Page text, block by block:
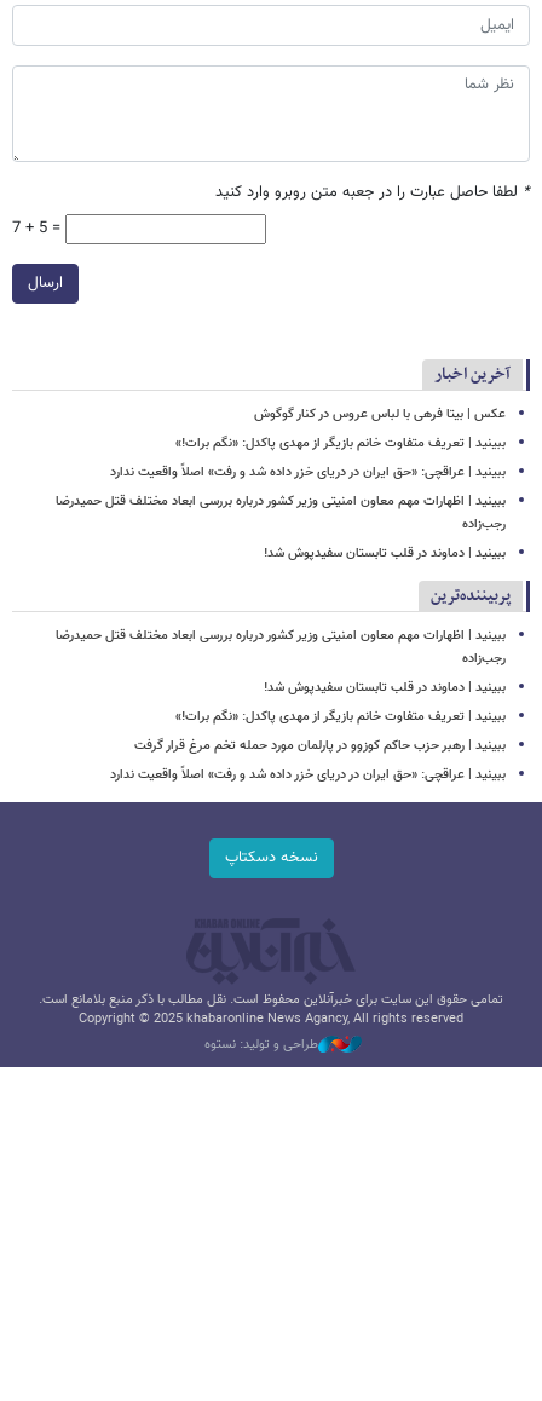
* لطفا حاصل عبارت را در جعبه متن روبرو وارد کنید
7 + 5 =
ارسال
آخرین اخبار
عکس | بیتا فرهی با لباس عروس در کنار گوگوش
ببینید | تعریف متفاوت خانم بازیگر از مهدی پاکدل: «نگم برات!»
ببینید | عراقچی: «حق ایران در دریای خزر داده شد و رفت» اصلاً واقعیت ندارد
ببینید | اظهارات مهم معاون امنیتی وزیر کشور درباره بررسی ابعاد مختلف قتل حمیدرضا
رجب‌زاده
ببینید | دماوند در قلب تابستان سفیدپوش شد!
پربیننده‌ترین
ببینید | اظهارات مهم معاون امنیتی وزیر کشور درباره بررسی ابعاد مختلف قتل حمیدرضا
رجب‌زاده
ببینید | دماوند در قلب تابستان سفیدپوش شد!
ببینید | تعریف متفاوت خانم بازیگر از مهدی پاکدل: «نگم برات!»
ببینید | رهبر حزب حاکم کوزوو در پارلمان مورد حمله تخم مرغ قرار گرفت
ببینید | عراقچی: «حق ایران در دریای خزر داده شد و رفت» اصلاً واقعیت ندارد
نسخه دسکتاپ
تمامی حقوق این سایت برای خبرآنلاین محفوظ است. نقل مطالب با ذکر منبع بلامانع است.
Copyright © 2025 khabaronline News Agancy, All rights reserved
طراحی و تولید: نستوه